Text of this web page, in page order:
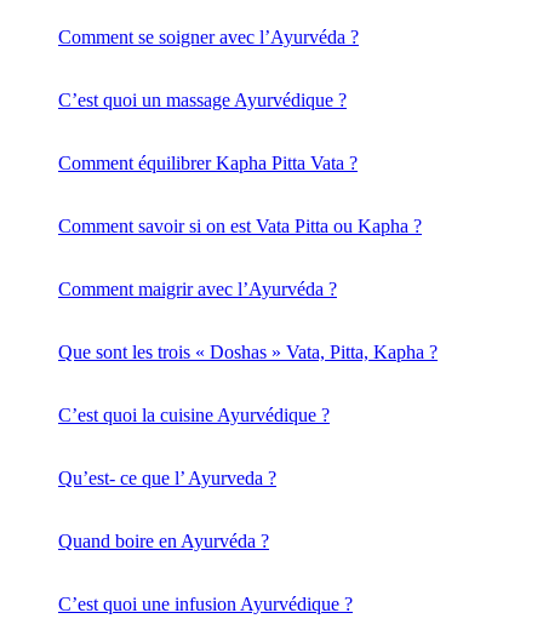
Comment se soigner avec l’Ayurvéda ?
C’est quoi un massage Ayurvédique ?
Comment équilibrer Kapha Pitta Vata ?
Comment savoir si on est Vata Pitta ou Kapha ?
Comment maigrir avec l’Ayurvéda ?
Que sont les trois « Doshas » Vata, Pitta, Kapha ?
C’est quoi la cuisine Ayurvédique ?
Qu’est- ce que l’ Ayurveda ?
Quand boire en Ayurvéda ?
C’est quoi une infusion Ayurvédique ?